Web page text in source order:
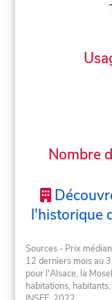
Nombre
l'historique
Sources - Prix
12 derniers mois au
pour l'Alsace, la
habitations,